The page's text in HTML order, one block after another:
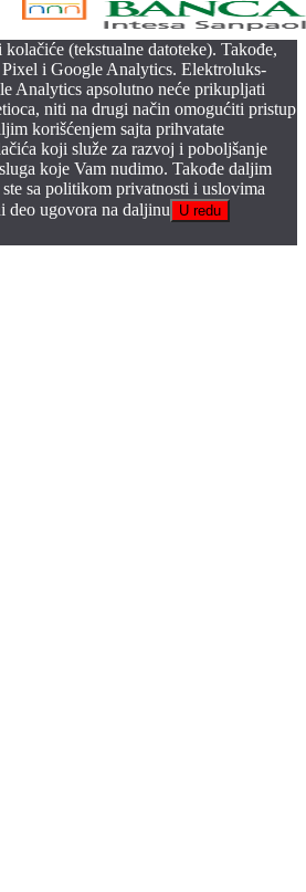
(tekstualne datoteke). Takođe,
i Google Analytics. Elektroluks-
Analytics apsolutno neće prikupljati
niti na drugi način omogućiti pristup
korišćenjem sajta prihvatate
koji služe za razvoj i poboljšanje
koje Vam nudimo. Takođe daljim
sa politikom privatnosti i uslovima
deo ugovora na daljinu
U redu